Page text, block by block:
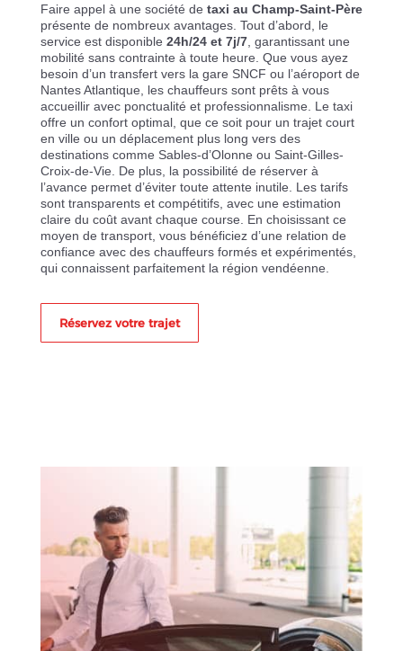
Faire appel à une société de taxi au Champ-Saint-Père
présente de nombreux avantages. Tout d’abord, le
service est disponible 24h/24 et 7j/7, garantissant une
mobilité sans contrainte à toute heure. Que vous ayez
besoin d’un transfert vers la gare SNCF ou l’aéroport de
Nantes Atlantique, les chauffeurs sont prêts à vous
accueillir avec ponctualité et professionnalisme. Le taxi
offre un confort optimal, que ce soit pour un trajet court
en ville ou un déplacement plus long vers des
destinations comme Sables-d’Olonne ou Saint-Gilles-
Croix-de-Vie. De plus, la possibilité de réserver à
l’avance permet d’éviter toute attente inutile. Les tarifs
sont transparents et compétitifs, avec une estimation
claire du coût avant chaque course. En choisissant ce
moyen de transport, vous bénéficiez d’une relation de
confiance avec des chauffeurs formés et expérimentés,
qui connaissent parfaitement la région vendéenne.
Réservez votre trajet